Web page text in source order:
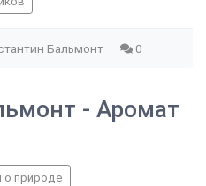
Бальмонт 0
- Аромат
о природе